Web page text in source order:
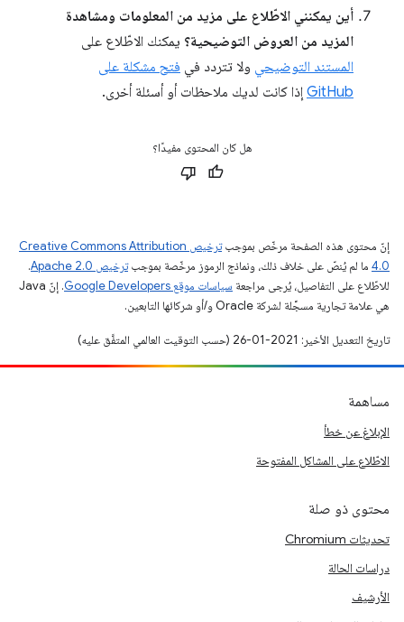
أين يمكنني الاطّلاع على مزيد من المعلومات ومشاهدة
المزيد من العروض التوضيحية؟ يمكنك الاطّلاع على
المستند التوضيحي ولا تتردد في فتح مشكلة على
GitHub إذا كانت لديك ملاحظات أو أسئلة أخرى.
هل كان المحتوى مفيدًا؟
إنّ محتوى هذه الصفحة مرخّص بموجب
ترخيص Creative Commons Attribution
4.0‏ ما لم يُنصّ على خلاف ذلك، ونماذج الرموز مرخّصة بموجبترخيص Apache 2.0‏
.
للاطّلاع على التفاصيل، يُرجى مراجعة سياسات موقع Google Developers‏
. إنّ Java
هي علامة تجارية مسجَّلة لشركة Oracle و/أو شركائها التابعين.
تاريخ التعديل الأخير: 2021-01-26 (حسب التوقيت العالمي المتفَّق عليه)
مساهمة
الإبلاغ عن خطأ
الاطّلاع على المشاكل المفتوحة
محتوى ذو صلة
تحديثات Chromium
دراسات الحالة
الأرشيف